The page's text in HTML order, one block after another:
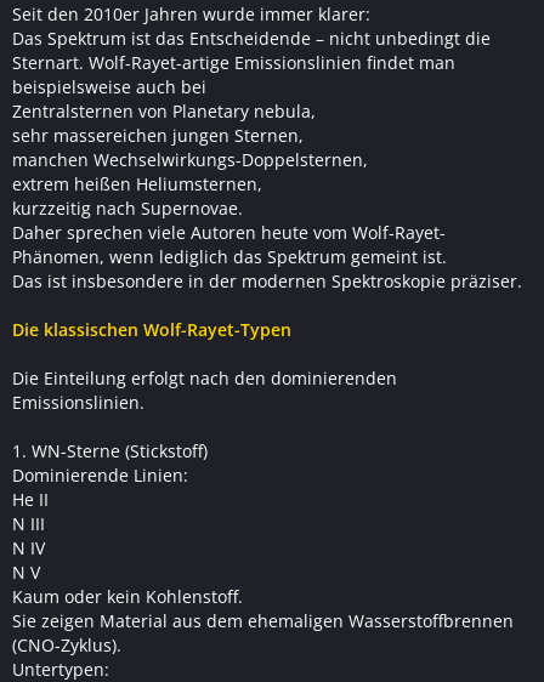
Seit den 2010er Jahren wurde immer klarer:
Das Spektrum ist das Entscheidende – nicht unbedingt die
Sternart. Wolf-Rayet-artige Emissionslinien findet man
beispielsweise auch bei
Zentralsternen von Planetary nebula,
sehr massereichen jungen Sternen,
manchen Wechselwirkungs-Doppelsternen,
extrem heißen Heliumsternen,
kurzzeitig nach Supernovae.
Daher sprechen viele Autoren heute vom Wolf-Rayet-
Phänomen, wenn lediglich das Spektrum gemeint ist.
Das ist insbesondere in der modernen Spektroskopie präziser.
Die klassischen Wolf-Rayet-Typen
Die Einteilung erfolgt nach den dominierenden
Emissionslinien.
1. WN-Sterne (Stickstoff)
Dominierende Linien:
He II
N III
N IV
N V
Kaum oder kein Kohlenstoff.
Sie zeigen Material aus dem ehemaligen Wasserstoffbrennen
(CNO-Zyklus).
Untertypen: